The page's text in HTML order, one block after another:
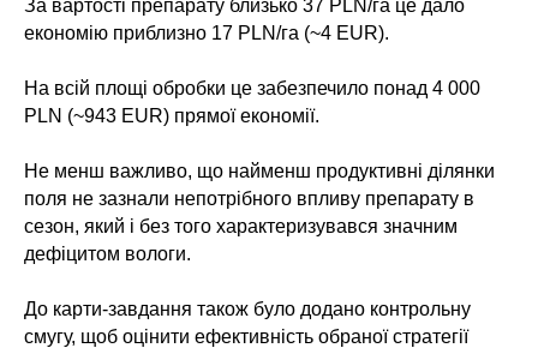
За вартості препарату близько 37 PLN/га це дало
економію приблизно 17 PLN/га (~4 EUR).
На всій площі обробки це забезпечило понад 4 000
PLN (~943 EUR) прямої економії.
Не менш важливо, що найменш продуктивні ділянки
поля не зазнали непотрібного впливу препарату в
сезон, який і без того характеризувався значним
дефіцитом вологи.
До карти-завдання також було додано контрольну
смугу, щоб оцінити ефективність обраної стратегії